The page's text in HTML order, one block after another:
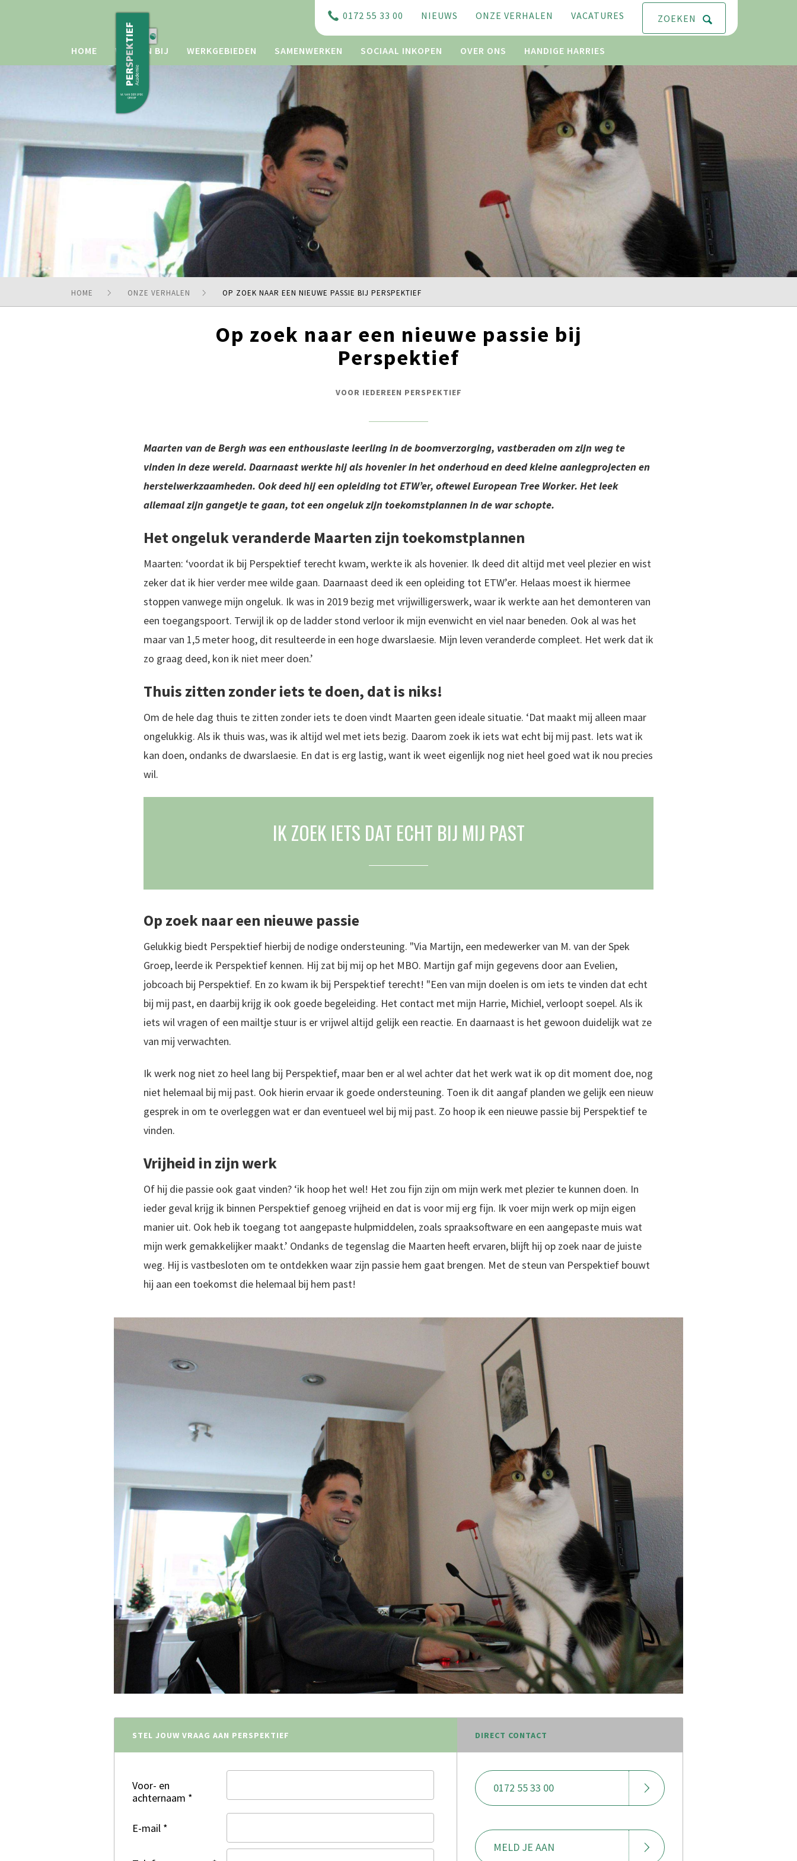
0172 55 33 00 NIEUWS ONZE VERHALEN VACATURES ZOEKEN
HOME WERKEN BIJ WERKGEBIEDEN SAMENWERKEN SOCIAAL INKOPEN OVER ONS HANDIGE HARRIES
HOME ONZE VERHALEN OP ZOEK NAAR EEN NIEUWE PASSIE BIJ PERSPEKTIEF
Op zoek naar een nieuwe passie bij
Perspektief
VOOR IEDEREEN PERSPEKTIEF
Maarten van de Bergh was een enthousiaste leerling in de boomverzorging, vastberaden om zijn weg te
vinden in deze wereld. Daarnaast werkte hij als hovenier in het onderhoud en deed kleine aanlegprojecten en
herstelwerkzaamheden. Ook deed hij een opleiding tot ETW’er, oftewel European Tree Worker. Het leek
allemaal zijn gangetje te gaan, tot een ongeluk zijn toekomstplannen in de war schopte.
Het ongeluk veranderde Maarten zijn toekomstplannen
Maarten: ‘voordat ik bij Perspektief terecht kwam, werkte ik als hovenier. Ik deed dit altijd met veel plezier en wist
zeker dat ik hier verder mee wilde gaan. Daarnaast deed ik een opleiding tot ETW’er. Helaas moest ik hiermee
stoppen vanwege mijn ongeluk. Ik was in 2019 bezig met vrijwilligerswerk, waar ik werkte aan het demonteren van
een toegangspoort. Terwijl ik op de ladder stond verloor ik mijn evenwicht en viel naar beneden. Ook al was het
maar van 1,5 meter hoog, dit resulteerde in een hoge dwarslaesie. Mijn leven veranderde compleet. Het werk dat ik
zo graag deed, kon ik niet meer doen.’
Thuis zitten zonder iets te doen, dat is niks!
Om de hele dag thuis te zitten zonder iets te doen vindt Maarten geen ideale situatie. ‘Dat maakt mij alleen maar
ongelukkig. Als ik thuis was, was ik altijd wel met iets bezig. Daarom zoek ik iets wat echt bij mij past. Iets wat ik
kan doen, ondanks de dwarslaesie. En dat is erg lastig, want ik weet eigenlijk nog niet heel goed wat ik nou precies
wil.
IK ZOEK IETS DAT ECHT BIJ MIJ PAST
Op zoek naar een nieuwe passie
Gelukkig biedt Perspektief hierbij de nodige ondersteuning. "Via Martijn, een medewerker van M. van der Spek
Groep, leerde ik Perspektief kennen. Hij zat bij mij op het MBO. Martijn gaf mijn gegevens door aan Evelien,
jobcoach bij Perspektief. En zo kwam ik bij Perspektief terecht! "Een van mijn doelen is om iets te vinden dat echt
bij mij past, en daarbij krijg ik ook goede begeleiding. Het contact met mijn Harrie, Michiel, verloopt soepel. Als ik
iets wil vragen of een mailtje stuur is er vrijwel altijd gelijk een reactie. En daarnaast is het gewoon duidelijk wat ze
van mij verwachten.
Ik werk nog niet zo heel lang bij Perspektief, maar ben er al wel achter dat het werk wat ik op dit moment doe, nog
niet helemaal bij mij past. Ook hierin ervaar ik goede ondersteuning. Toen ik dit aangaf planden we gelijk een nieuw
gesprek in om te overleggen wat er dan eventueel wel bij mij past. Zo hoop ik een nieuwe passie bij Perspektief te
vinden.
Vrijheid in zijn werk
Of hij die passie ook gaat vinden? ‘ik hoop het wel! Het zou fijn zijn om mijn werk met plezier te kunnen doen. In
ieder geval krijg ik binnen Perspektief genoeg vrijheid en dat is voor mij erg fijn. Ik voer mijn werk op mijn eigen
manier uit. Ook heb ik toegang tot aangepaste hulpmiddelen, zoals spraaksoftware en een aangepaste muis wat
mijn werk gemakkelijker maakt.’ Ondanks de tegenslag die Maarten heeft ervaren, blijft hij op zoek naar de juiste
weg. Hij is vastbesloten om te ontdekken waar zijn passie hem gaat brengen. Met de steun van Perspektief bouwt
hij aan een toekomst die helemaal bij hem past!
STEL JOUW VRAAG AAN PERSPEKTIEF
Voor- en
achternaam *
E-mail *
DIRECT CONTACT
0172 55 33 00
MELD JE AAN